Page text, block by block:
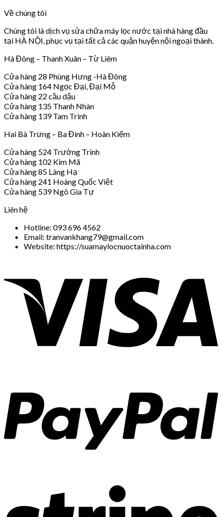
Về chúng tôi
Chúng tôi là dịch vụ sửa chữa máy lọc nước tại nhà hàng đầu
tại HÀ NỘI, phục vụ tại tất cả các quận huyện nội ngoại thành.
Hà Đông – Thanh Xuân – Từ Liêm
Cửa hàng 28 Phùng Hưng -Hà Đông
Cửa hàng 164 Ngọc Đại, Đại Mỗ
Cửa hàng 22 cầu dậu
Cửa hàng 135 Thanh Nhàn
Cửa hàng 139 Tam Trinh
Hai Bà Trưng – Ba Đình – Hoàn Kiếm
Cửa hàng 524 Trường Trinh
Cửa hàng 102 Kim Mã
Cửa hàng 85 Láng Hạ
Cửa hàng 241 Hoàng Quốc Việt
Cửa hàng 539 Ngô Gia Tự
Liên hệ
Hotline: 093 696 4562
Email: tranvankhang79@gmail.com
Website: https://suamaylocnuoctainha.com